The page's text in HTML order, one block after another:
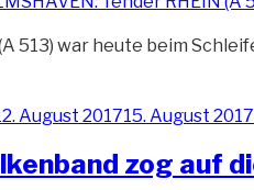
513) war heute beim
August 201715. August 2017
zog auf